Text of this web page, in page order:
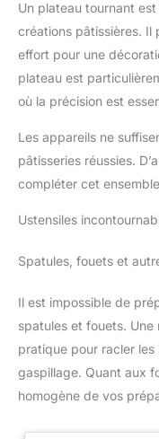
conservent les
système de
rangement vertical
Un plateau tournant
créations pâtissières. Il
effort pour une
plateau est
où la précision est
Les appareils ne
pâtisseries réussies.
compléter cet
Ustensiles
Spatules, fouets et
Il est impossible de
spatules et fouets.
pratique pour racler
gaspillage. Quant aux
homogène de vos